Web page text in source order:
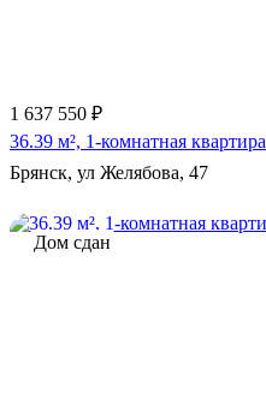
1 637 550 ₽
36.39 м², 1-комнатная квартира
Брянск, ул Желябова, 47
Дом сдан